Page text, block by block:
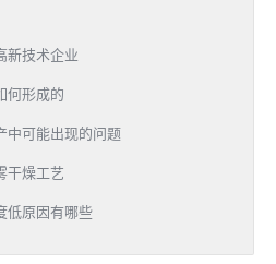
新技术企业
何形成的
中可能出现的问题
干燥工艺
低原因有哪些